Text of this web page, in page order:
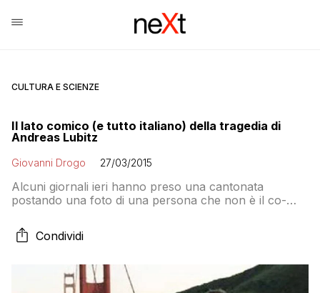
CULTURA E SCIENZE
Il lato comico (e tutto italiano) della tragedia di
Andreas Lubitz
Giovanni Drogo 27/03/2015
Alcuni giornali ieri hanno preso una cantonata
postando una foto di una persona che non è il co-
un altro Andreas, che ovviamente non c’entrava nulla
(e che non ha nemmeno lo stesso cognome)
Condividi